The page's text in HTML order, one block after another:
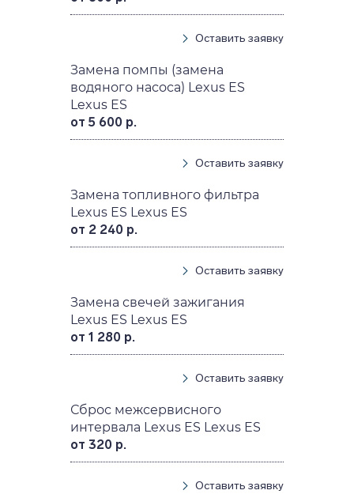
Оставить заявку
Замена помпы (замена
водяного насоса) Lexus ES
Lexus ES
от 5 600 р.
Оставить заявку
Замена топливного фильтра
Lexus ES Lexus ES
от 2 240 р.
Оставить заявку
Замена свечей зажигания
Lexus ES Lexus ES
от 1 280 р.
Оставить заявку
Сброс межсервисного
интервала Lexus ES Lexus ES
от 320 р.
Оставить заявку